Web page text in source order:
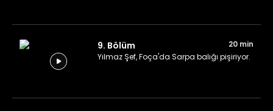
9. Bölüm
20 min
Yılmaz Şef, Foça'da Sarpa balığı pişiriyor.